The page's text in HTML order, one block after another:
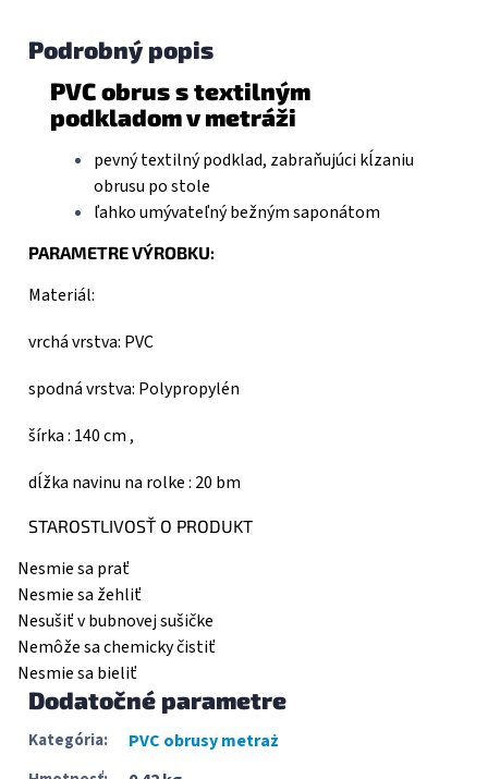
Podrobný popis
PVC obrus s textilným
podkladom v metráži
pevný textilný podklad, zabraňujúci kĺzaniu
obrusu po stole
ľahko umývateľný bežným saponátom
PARAMETRE VÝROBKU:
Materiál:
vrchá vrstva: PVC
spodná vrstva: Polypropylén
šírka : 140 cm ,
dĺžka navinu na rolke : 20 bm
STAROSTLIVOSŤ O PRODUKT
Nesmie sa prať
Nesmie sa žehliť
Nesušiť v bubnovej sušičke
Nemôže sa chemicky čistiť
Nesmie sa bieliť
Dodatočné parametre
Kategória: PVC obrusy metraż